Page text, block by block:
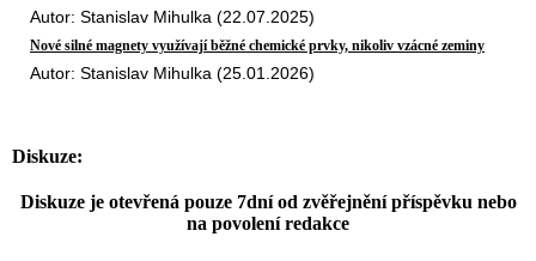
Autor: Stanislav Mihulka (22.07.2025)
Nové silné magnety využívají běžné chemické prvky, nikoliv vzácné zeminy
Autor: Stanislav Mihulka (25.01.2026)
Diskuze:
Diskuze je otevřená pouze 7dní od zvěřejnění příspěvku nebo
na povolení redakce